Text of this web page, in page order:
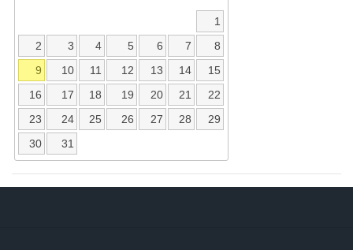
1
2
3 4 5 6 7
8
9
10 11 12 13 14
15
16
17 18 19 20 21
22
23
24 25 26 27 28
29
30
31